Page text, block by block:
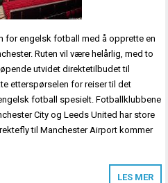
for engelsk fotball med å opprette en
Ruten vil være helårlig, med to
utvidet direktetilbudet til
etterspørselen for reiser til det
fotball spesielt. Fotballklubbene
City og Leeds United har store
til Manchester Airport kommer
LES MER